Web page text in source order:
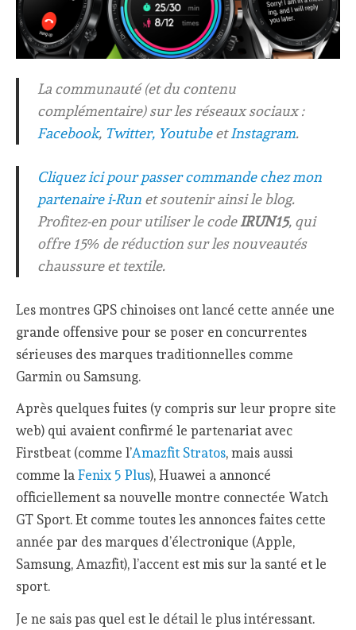
La communauté (et du contenu
complémentaire) sur les réseaux sociaux :
Facebook, Twitter, YoutubeetInstagram.
Cliquez ici pour passer commande chez mon
partenaire i-Runet soutenir ainsi le blog.
Profitez-en pour utiliser le codeIRUN15, qui
offre 15% de réduction sur les nouveautés
chaussure et textile.
Les montres GPS chinoises ont lancé cette année une
grande offensive pour se poser en concurrentes
sérieuses des marques traditionnelles comme
Garmin ou Samsung.
Après quelques fuites (y compris sur leur propre site
web) qui avaient confirmé le partenariat avec
Firstbeat (comme l’Amazfit Stratos, mais aussi
comme laFenix 5 Plus), Huawei a annoncé
officiellement sa nouvelle montre connectée Watch
GT Sport. Et comme toutes les annonces faites cette
année par des marques d’électronique (Apple,
Samsung, Amazfit), l’accent est mis sur la santé et le
sport.
Je ne sais pas quel est le détail le plus intéressant.